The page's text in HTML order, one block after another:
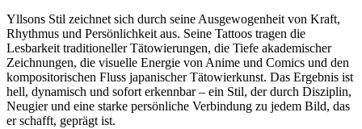
Yllsons Stil zeichnet sich durch seine Ausgewogenheit von Kraft,
Rhythmus und Persönlichkeit aus. Seine Tattoos tragen die
Lesbarkeit traditioneller Tätowierungen, die Tiefe akademischer
Zeichnungen, die visuelle Energie von Anime und Comics und den
kompositorischen Fluss japanischer Tätowierkunst. Das Ergebnis ist
hell, dynamisch und sofort erkennbar – ein Stil, der durch Disziplin,
Neugier und eine starke persönliche Verbindung zu jedem Bild, das
er schafft, geprägt ist.